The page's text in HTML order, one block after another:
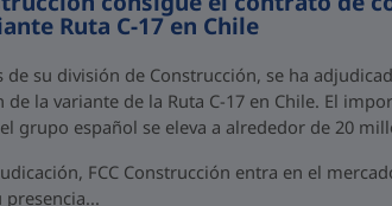
Ruta C-17 en Chile
de su división de Construcción, se ha
de la variante de la Ruta C-17 en Chile. El
grupo español se eleva a alrededor de 20
FCC Construcción entra en el
presencia...